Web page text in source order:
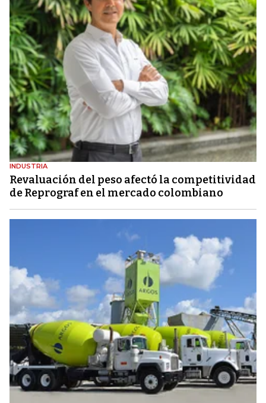
INDUSTRIA
Revaluación del peso afectó la competitividad
de Reprograf en el mercado colombiano